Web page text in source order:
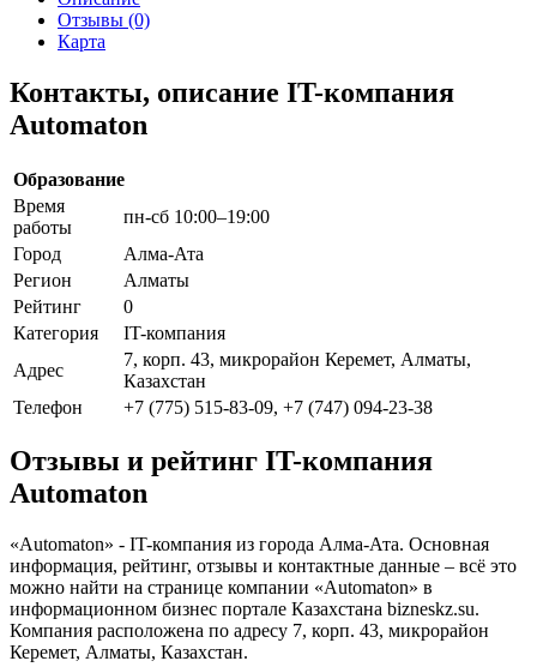
Отзывы (0)
Карта
Контакты, описание IT-компания
Automaton
Образование
Время
работы
пн-сб 10:00–19:00
Город
Алма-Ата
Регион
Алматы
Рейтинг
0
Категория
IT-компания
Адрес
7, корп. 43, микрорайон Керемет, Алматы,
Казахстан
Телефон
+7 (775) 515-83-09, +7 (747) 094-23-38
Отзывы и рейтинг IT-компания
Automaton
«Automaton» - IT-компания из города Алма-Ата. Основная
информация, рейтинг, отзывы и контактные данные – всё это
можно найти на странице компании «Automaton» в
информационном бизнес портале Казахстана bizneskz.su.
Компания расположена по адресу 7, корп. 43, микрорайон
Керемет, Алматы, Казахстан.